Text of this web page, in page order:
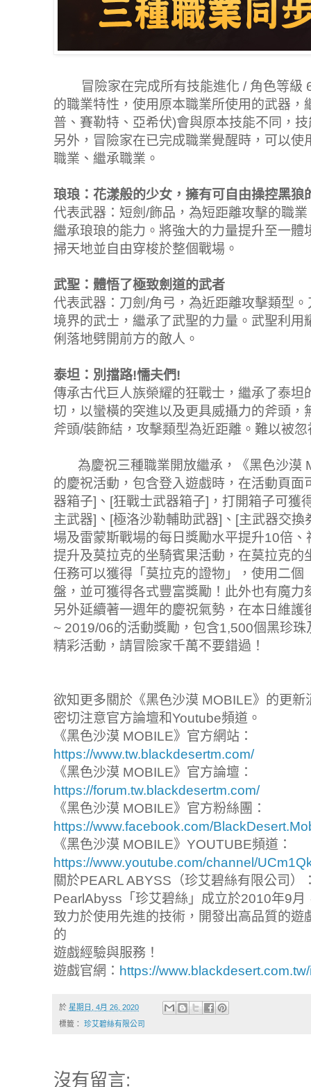
冒險家在完成所有技能進化 / 角色等級
的職業特性，使用原本職業所使用的武器
普、賽勒特、亞希伏)會與原本技能不同，
另外，冒險家在已完成職業覺醒時，可以
職業、繼承職業。
琅琅：花漾般的少女，擁有可自由操控黑
代表武器：短劍/飾品，為短距離攻擊的職
繼承琅琅的能力。將強大的力量提升至一
掃天地並自由穿梭於整個戰場。
武聖：體悟了極致劍道的武者
代表武器：刀劍/角弓，為近距離攻擊類型
境界的武士，繼承了武聖的力量。武聖利
俐落地劈開前方的敵人。
泰坦：別擋路!懦夫們!
傳承古代巨人族榮耀的狂戰士，繼承了泰
切，以蠻橫的突進以及更具威攝力的斧頭
斧頭/裝飾結，攻擊類型為近距離。難以被
為慶祝三種職業開放繼承，《黑色沙漠
的慶祝活動，包含登入遊戲時，在活動頁
器箱子]、[狂戰士武器箱子]，打開箱子可獲
主武器]、[極洛沙勒輔助武器]、[主武器交
場及雷蒙斯戰場的每日獎勵水平提升10倍
提升及莫拉克的坐騎賓果活動，在莫拉克
任務可以獲得「莫拉克的證物」，使用二
盤，並可獲得各式豐富獎勵！此外也有魔力
另外延續著一週年的慶祝氣勢，在本日維
~ 2019/06的活動獎勵，包含1,500個黑珍
精彩活動，請冒險家千萬不要錯過！
欲知更多關於《黑色沙漠 MOBILE》的更
密切注意官方論壇和Youtube頻道。
《黑色沙漠 MOBILE》官方網站：
https://www.tw.blackdesertm.com/
《黑色沙漠 MOBILE》官方論壇：
https://forum.tw.blackdesertm.com/
《黑色沙漠 MOBILE》官方粉絲團：
https://www.facebook.com/
《黑色沙漠 MOBILE》YOUTUBE頻道：
https://www.youtube.com/channel/
關於PEARL ABYSS（珍艾碧絲有限公司）
PearlAbyss「珍艾碧絲」成立於2010年9
致力於使用先進的技術，開發出高品質的
的
遊戲經驗與服務！
遊戲官網： https://
於 星期日, 4月 26, 2020
標籤： 珍艾碧絲有限公司
沒有留言: